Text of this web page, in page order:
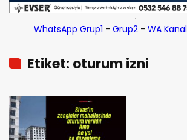
WhatsApp Grup1 - Grup2- WA Kanal
Etiket: oturum izni